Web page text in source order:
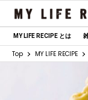
MY LIFE RECIPE とは
Top MY LIFE RECIPE